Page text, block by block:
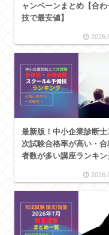
ャンペーンまとめ【合わ
技で最安値】
最新版！中小企業診断士
次試験合格率が高い・合
者数が多い講座ランキン